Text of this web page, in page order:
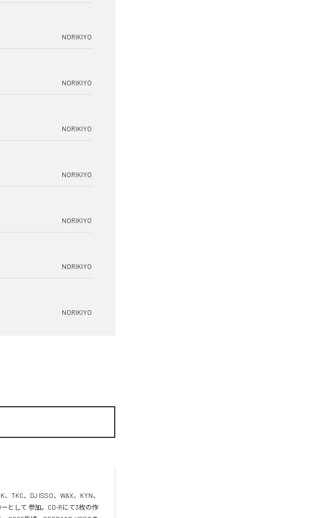
NORIKIYO
NORIKIYO
NORIKIYO
NORIKIYO
NORIKIYO
NORIKIYO
NORIKIYO
TKC、DJ ISSO、WAX、KYN、
として 参加。CD-Rにて3枚の作